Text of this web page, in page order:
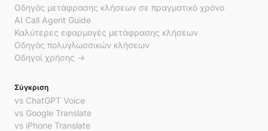
Οδηγός μετάφρασης κλήσεων σε πραγματικό χρόνο
AI Call Agent Guide
Καλύτερες εφαρμογές μετάφρασης κλήσεων
Οδηγός πολυγλωσσικών κλήσεων
Οδηγοί χρήσης →
Σύγκριση
vs ChatGPT Voice
vs Google Translate
vs iPhone Translate